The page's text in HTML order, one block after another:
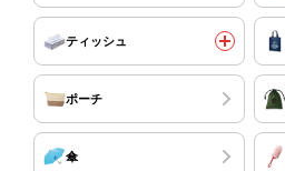
ティッシュ
ポーチ
傘